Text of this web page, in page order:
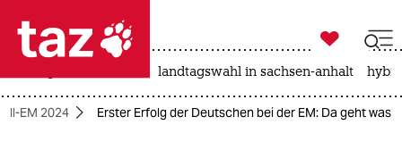
 taz zahl ich
taz zahl ich

taz zahl ich
landtagswahl in sachsen-anhalt
EM 2024 Erster Erfolg der Deutschen bei der EM: Da geht was